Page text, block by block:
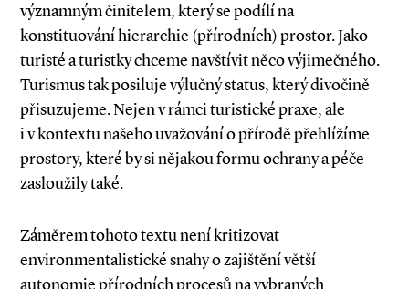
významným činitelem, který se podílí na
konstituování hierarchie (přírodních) prostor. Jako
turisté a turistky chceme navštívit něco výjimečného.
Turismus tak posiluje výlučný status, který divočině
přisuzujeme. Nejen v rámci turistické praxe, ale
i v kontextu našeho uvažování o přírodě přehlížíme
prostory, které by si nějakou formu ochrany a péče
zasloužily také.
Záměrem tohoto textu není kritizovat
environmentalistické snahy o zajištění větší
autonomie přírodních procesů na vybraných